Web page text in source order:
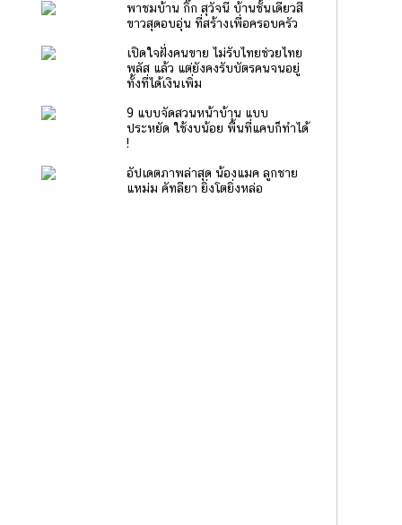
พาชมบ้าน กิ๊ก สุวัจนี บ้านชั้นเดียวสี
ขาวสุดอบอุ่น ที่สร้างเพื่อครอบครัว
เปิดใจฝั่งคนขาย ไม่รับไทยช่วยไทย
พลัส แล้ว แต่ยังคงรับบัตรคนจนอยู่
ทั้งที่ได้เงินเพิ่ม
9 แบบจัดสวนหน้าบ้าน แบบ
ประหยัด ใช้งบน้อย พื้นที่แคบก็ทำได้
!
อัปเดตภาพล่าสุด น้องแมค ลูกชาย
แหม่ม คัทลียา ยิ่งโตยิ่งหล่อ